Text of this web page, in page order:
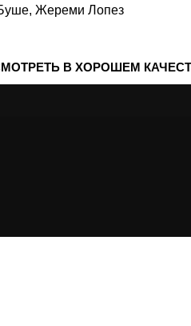
Жереми Лопез
В ХОРОШЕМ